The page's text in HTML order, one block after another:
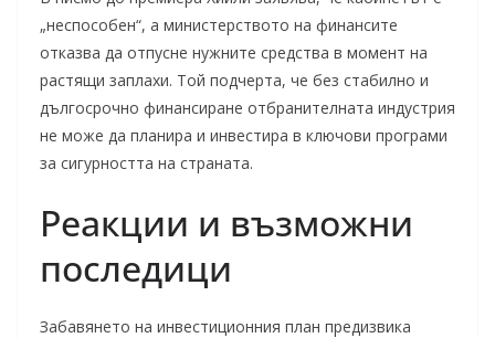
„неспособен“, а министерството на финансите
отказва да отпусне нужните средства в момент на
растящи заплахи. Той подчерта, че без стабилно и
дългосрочно финансиране отбранителната индустрия
не може да планира и инвестира в ключови програми
за сигурността на страната.
Реакции и възможни
последици
Забавянето на инвестиционния план предизвика